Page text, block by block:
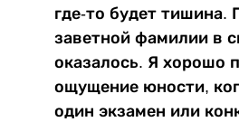
где-то будет тишина.
заветной фамилии в
оказалось. Я хорошо
ощущение юности,
один экзамен или